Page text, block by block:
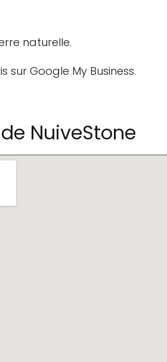
naturelle.
sur Google My Business.
NuiveStone